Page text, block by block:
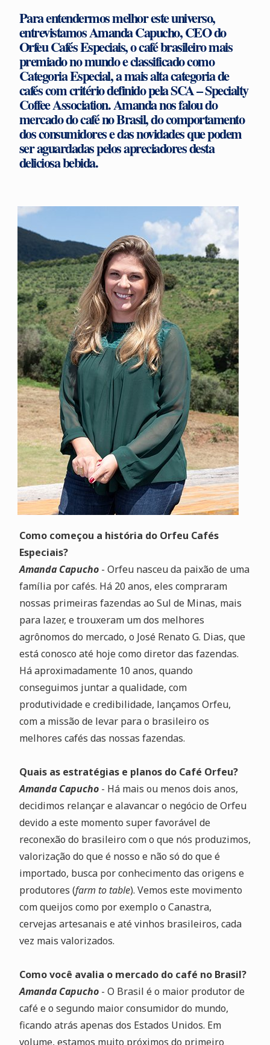
Para entendermos melhor este universo,
entrevistamos Amanda Capucho, CEO do
Orfeu Cafés Especiais, o café brasileiro mais
premiado no mundo e classificado como
Categoria Especial, a mais alta categoria de
cafés com critério definido pela SCA – Specialty
Coffee Association. Amanda nos falou do
mercado do café no Brasil, do comportamento
dos consumidores e das novidades que podem
ser aguardadas pelos apreciadores desta
deliciosa bebida.
Como começou a história do Orfeu Cafés
Especiais?
Amanda Capucho- Orfeu nasceu da paixão de uma
família por cafés. Há 20 anos, eles compraram
nossas primeiras fazendas ao Sul de Minas, mais
para lazer, e trouxeram um dos melhores
agrônomos do mercado, o José Renato G. Dias, que
está conosco até hoje como diretor das fazendas.
Há aproximadamente 10 anos, quando
conseguimos juntar a qualidade, com
produtividade e credibilidade, lançamos Orfeu,
com a missão de levar para o brasileiro os
melhores cafés das nossas fazendas.
Quais as estratégias e planos do Café Orfeu?
Amanda Capucho- Há mais ou menos dois anos,
decidimos relançar e alavancar o negócio de Orfeu
devido a este momento super favorável de
reconexão do brasileiro com o que nós produzimos,
valorização do que é nosso e não só do que é
importado, busca por conhecimento das origens e
produtores (farm to table). Vemos este movimento
com queijos como por exemplo o Canastra,
cervejas artesanais e até vinhos brasileiros, cada
vez mais valorizados.
Como você avalia o mercado do café no Brasil?
Amanda Capucho- O Brasil é o maior produtor de
café e o segundo maior consumidor do mundo,
ficando atrás apenas dos Estados Unidos. Em
volume, estamos muito próximos do primeiro